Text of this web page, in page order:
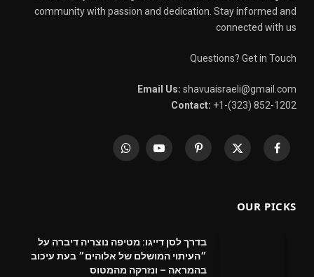
community with passion and dedication. Stay informed and
connected with us
Questions? Get in Touch
Email Us: shavuaisraeli@gmail.com
Contact: +1-(323) 852-1202
Facebook
X
Pinterest
YouTube
WhatsApp
OUR PICKS
בדרך לסן דייגו: מטיפה נוצריה דיברה על
״העיתוי המושלם של אלוהים״ בעת עיכוב
בהמראה – ונזרקה מהמטוס